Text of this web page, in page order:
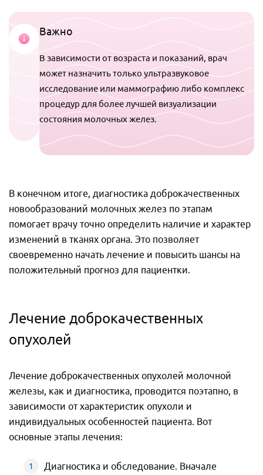
Важно
В зависимости от возраста и показаний, врач
может назначить только ультразвуковое
исследование или маммографию либо комплекс
процедур для более лучшей визуализации
состояния молочных желез.
В конечном итоге, диагностика доброкачественных
новообразований молочных желез по этапам
помогает врачу точно определить наличие и характер
изменений в тканях органа. Это позволяет
своевременно начать лечение и повысить шансы на
положительный прогноз для пациентки.
Лечение доброкачественных
опухолей
Лечение доброкачественных опухолей молочной
железы, как и диагностика, проводится поэтапно, в
зависимости от характеристик опухоли и
индивидуальных особенностей пациента. Вот
основные этапы лечения:
Диагностика и обследование. Вначале